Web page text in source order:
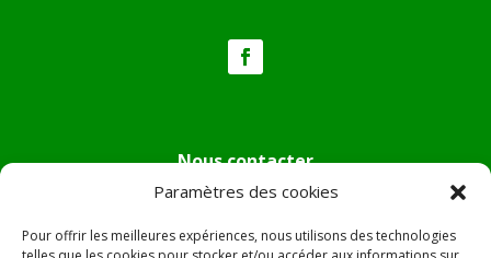
Paramètres des cookies
Pour offrir les meilleures expériences, nous utilisons des technologies
Nous contacter
Tél :04.95.36.24.02
Mail:
mairie.pietradiverde@wanadoo.fr
Adresse :Hôtel de ville de Pietra di Verde